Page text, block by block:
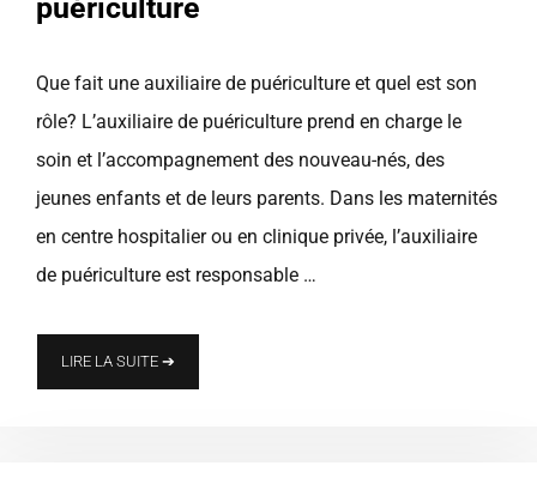
puériculture
Que fait une auxiliaire de puériculture et quel est son
rôle? L’auxiliaire de puériculture prend en charge le
soin et l’accompagnement des nouveau-nés, des
jeunes enfants et de leurs parents. Dans les maternités
en centre hospitalier ou en clinique privée, l’auxiliaire
de puériculture est responsable …
LIRE LA SUITE ➔